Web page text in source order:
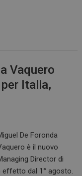
Vaquero
Italia,
De Foronda
è il nuovo
Director di
effetto dal 1° agosto.